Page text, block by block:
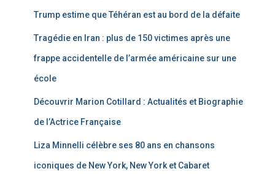
Trump estime que Téhéran est au bord de la défaite
Tragédie en Iran : plus de 150 victimes après une
frappe accidentelle de l’armée américaine sur une
école
Découvrir Marion Cotillard : Actualités et Biographie
de l’Actrice Française
Liza Minnelli célèbre ses 80 ans en chansons
iconiques de New York, New York et Cabaret